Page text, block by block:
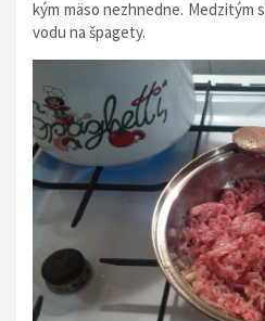
kým mäso nezhnedne. Medzitým
vodu na špagety.